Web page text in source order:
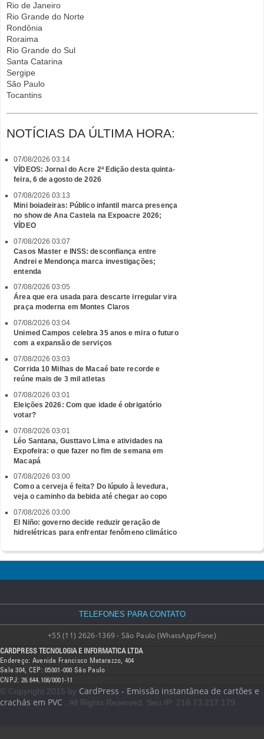
Rio de Janeiro
Rio Grande do Norte
Rondônia
Roraima
Rio Grande do Sul
Santa Catarina
Sergipe
São Paulo
Tocantins
NOTÍCIAS DA ÚLTIMA HORA:
07/08/2026 03:14
VÍDEOS: Jornal do Acre 2ª Edição desta quinta-
feira, 6 de agosto de 2026
07/08/2026 03:13
Mini boiadeiras: Público infantil marca presença
no show de Ana Castela na Expoacre 2026;
VÍDEO
07/08/2026 03:07
Casos Master e INSS: desconfiança entre
Andrei e Mendonça marca investigações;
entenda
07/08/2026 03:05
Área que era usada para descarte irregular vira
praça moderna em Montes Claros
07/08/2026 03:04
Unimed Campos celebra 35 anos e mira o futuro
com a expansão de serviços
07/08/2026 03:03
Corrida 10 Milhas de Macaé bate recorde e
reúne mais de 3 mil atletas
07/08/2026 03:01
Eleições 2026: Com que idade é obrigatório
votar?
07/08/2026 03:01
Léo Santana, Gusttavo Lima e atividades na
Expofeira: o que fazer no fim de semana em
Macapá
07/08/2026 03:00
Como a cerveja é feita? Do lúpulo à levedura,
veja o caminho da bebida até chegar ao copo
07/08/2026 03:00
El Niño: governo decide reduzir geração de
hidrelétricas para enfrentar fenômeno climático
TELEFONES PARA CONTATO
+55 (11) 2626-1369 - São Paulo (WhatsApp/Fone)
CARDPRESS TECNOLOGIA E INFORMATICA LTDA
Endereço: Avenida Francisco Matarazzo, 404
Sala 304, CEP: 05001-000 São Paulo
CNPJ: 26.644.106/0001-11
© Copyright 2015 by CardPress - Emissão instantânea de cartões e
crachás em PVC . All Rights Reserved. Seu IP: 216.73.217.179